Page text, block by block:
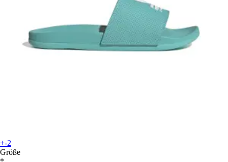
+-2
Größe